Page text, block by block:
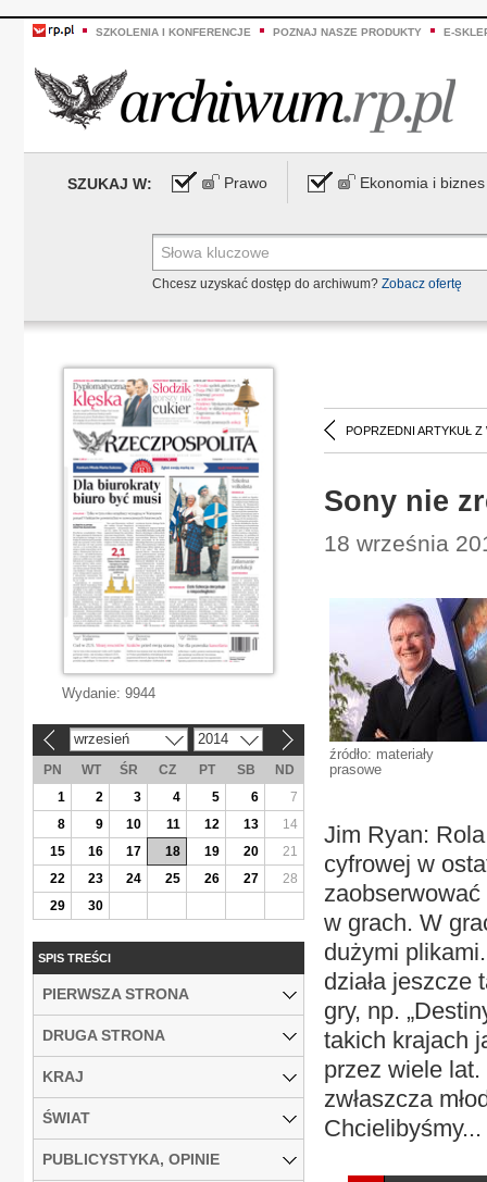
SZKOLENIA I KONFERENCJE POZNAJ NASZE PRODUKTY E-
SZUKAJ W: Prawo Ekonomia i biznes
Chcesz uzyskać dostęp do archiwum? Zobacz ofertę
POPRZEDNI ARTYKUŁ Z
Sony nie
18 września
źródło: materiały
prasowe
Jim Ryan:
cyfrowej w
w grach. W
dużymi
działa jeszcze
gry, np.
takich krajach
przez wiele
zwłaszcza
Chcielibyśmy...
Wydanie: 9944
wrzesień 2014
PN WT ŚR CZ PT SB
ND
1
2 3 4 5 6
7
8
9 10 11 12 13
14
15
16 17 18 19 20
21
22
23 24 25 26 27
28
29
30
SPIS TREŚCI
PIERWSZA STRONA
DRUGA STRONA
KRAJ
ŚWIAT
PUBLICYSTYKA, OPINIE